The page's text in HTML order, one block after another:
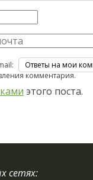
комментария.
этого поста.
сетях: